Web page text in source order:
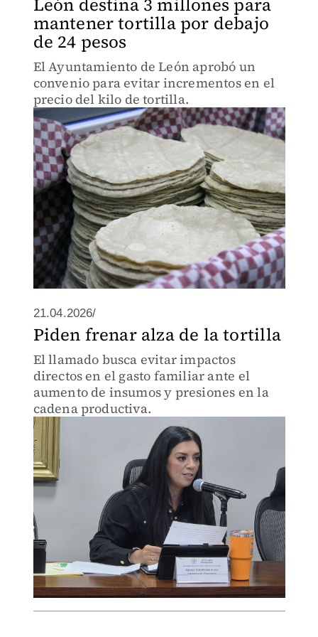
mantener tortilla por debajo
de 24 pesos
El Ayuntamiento de León aprobó un
convenio para evitar incrementos en el
precio del kilo de tortilla.
21.04.2026/
Piden frenar alza de la tortilla
El llamado busca evitar impactos
directos en el gasto familiar ante el
aumento de insumos y presiones en la
cadena productiva.